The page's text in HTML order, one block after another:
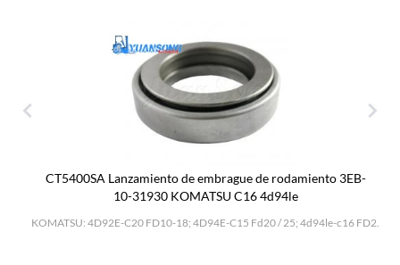
CT5400SA Lanzamiento de embrague de rodamiento 3EB-
10-31930 KOMATSU C16 4d94le
KOMATSU: 4D92E-C20 FD10-18; 4D94E-C15 Fd20 / 25; 4d94le-c16 FD2.